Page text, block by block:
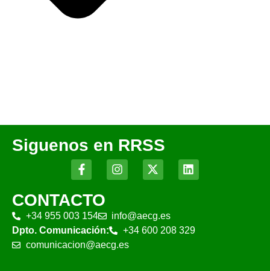
Siguenos en RRSS
CONTACTO
+34 955 003 154
info@aecg.es
Dpto. Comunicación:
+34 600 208 329
comunicacion@aecg.es